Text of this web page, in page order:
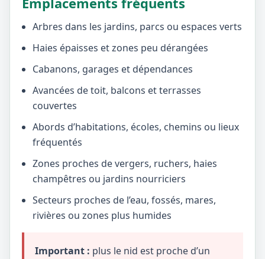
Arbres dans les jardins, parcs ou espaces verts
Haies épaisses et zones peu dérangées
Cabanons, garages et dépendances
Avancées de toit, balcons et terrasses
couvertes
Abords d’habitations, écoles, chemins ou lieux
fréquentés
Zones proches de vergers, ruchers, haies
champêtres ou jardins nourriciers
Secteurs proches de l’eau, fossés, mares,
rivières ou zones plus humides
Important : plus le nid est proche d’un